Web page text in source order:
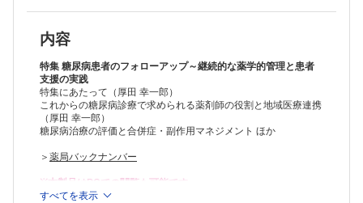
■合併症/併存疾患を有する糖尿病患者の継続的なフォローアップ
・糖尿病網膜症（清水 淳一）
・糖尿病腎症（田中 章郎）
・糖尿病神経障害（松本 晃一）
・動脈硬化性疾患（冠動脈疾患・脳血管障害・末梢動脈疾患）（井上
岳）
・糖尿病足病変（小林 庸子）
・NAFLD/NASH（藤井 博之）
・がん（稲野 寛）
■在宅高齢糖尿病患者の薬学的管理と患者支援（篠原 久仁子）
シリーズ
内容
特集 糖尿病患者のフォローアップ～継続的な薬学的管理と患者
支援の実践
特集にあたって（厚田 幸一郎）
これからの糖尿病診療で求められる薬剤師の役割と地域医療連携
（厚田 幸一郎）
糖尿病治療の評価と合併症・副作用マネジメント ほか
＞ 薬局バックナンバー
※本製品はPCでの閲覧も可能です。
製品のご購入後、「購入済ライセンス一覧」より、オンライン環
すべてを表示